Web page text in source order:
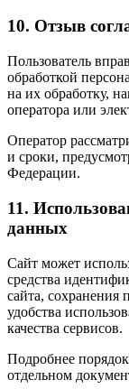
10. Отзыв
Пользователь
обработкой
на их обработку,
оператора или
Оператор
и сроки,
Федерации.
11.
данных
Сайт может
средства
сайта, сохранения
удобства
качества сервисов.
Подробнее
отдельном